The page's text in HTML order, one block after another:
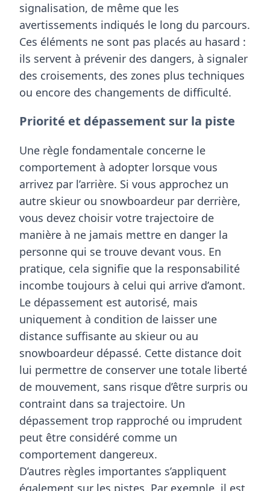
signalisation, de même que les
avertissements indiqués le long du parcours.
Ces éléments ne sont pas placés au hasard :
ils servent à prévenir des dangers, à signaler
des croisements, des zones plus techniques
ou encore des changements de difficulté.
Priorité et dépassement sur la piste
Une règle fondamentale concerne le
comportement à adopter lorsque vous
arrivez par l’arrière. Si vous approchez un
autre skieur ou snowboardeur par derrière,
vous devez choisir votre trajectoire de
manière à ne jamais mettre en danger la
personne qui se trouve devant vous. En
pratique, cela signifie que la responsabilité
incombe toujours à celui qui arrive d’amont.
Le dépassement est autorisé, mais
uniquement à condition de laisser une
distance suffisante au skieur ou au
snowboardeur dépassé. Cette distance doit
lui permettre de conserver une totale liberté
de mouvement, sans risque d’être surpris ou
contraint dans sa trajectoire. Un
dépassement trop rapproché ou imprudent
peut être considéré comme un
comportement dangereux.
D’autres règles importantes s’appliquent